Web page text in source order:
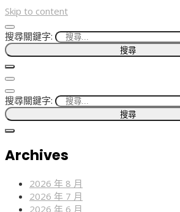
Skip to content
搜尋關鍵字:
搜尋關鍵字:
Archives
2026 年 8 月
2026 年 7 月
2026 年 6 月